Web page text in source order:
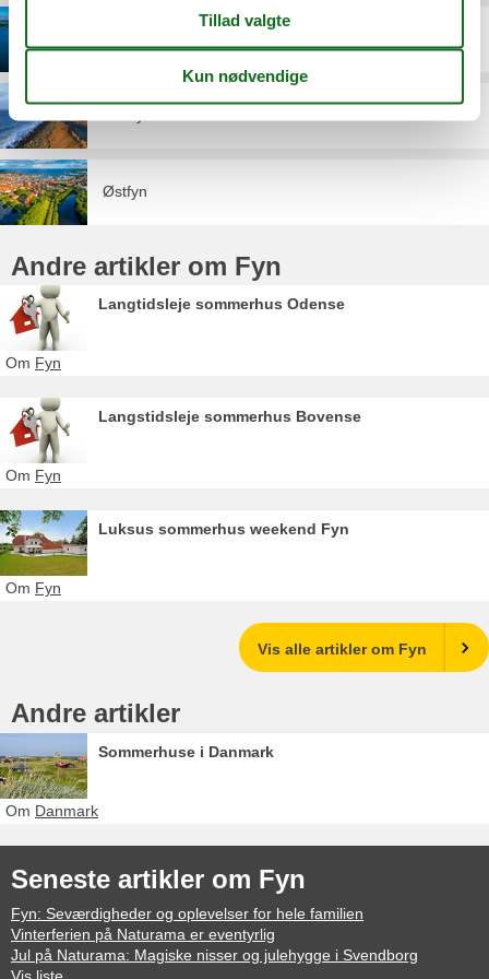
Østfyn
Andre artikler om Fyn
Langtidsleje sommerhus Odense
Om Fyn
Langstidsleje sommerhus Bovense
Om Fyn
Luksus sommerhus weekend Fyn
Om Fyn
Vis alle artikler om Fyn
Andre artikler
Sommerhuse i Danmark
Om Danmark
Seneste artikler om Fyn
Fyn: Seværdigheder og oplevelser for hele familien
Vinterferien på Naturama er eventyrlig
Jul på Naturama: Magiske nisser og julehygge i Svendborg
Vis liste